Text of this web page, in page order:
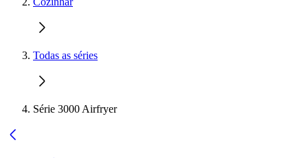
Todas as séries
Série 3000 Airfryer